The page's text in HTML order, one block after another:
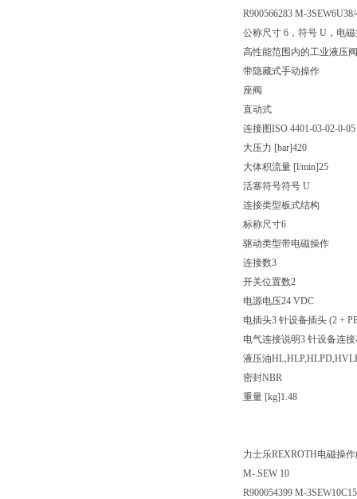
R900566283 M-
公称尺寸 6，符号 U，电
高性能范围内的工业液压
带隐藏式手动操作
座阀
直动式
连接图ISO 4401-03-02-0-05
大压力 [bar]420
大体积流量 [l/min]25
活塞符号符号 U
连接类型板式结构
标称尺寸6
驱动类型带电磁操作
连接数3
开关位置数2
电源电压24 VDC
电插头3 针设备插头 (2 +
电气连接说明3 针设备连接
液压油
密封NBR
重量 [kg]1.48
力士乐REXROTH电磁操
M-.SEW 10
R900054399 M-